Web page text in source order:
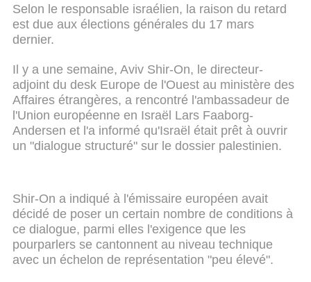
Selon le responsable israélien, la raison du retard
est due aux élections générales du 17 mars
dernier.
Il y a une semaine, Aviv Shir-On, le directeur-
adjoint du desk Europe de l'Ouest au ministère des
Affaires étrangères, a rencontré l'ambassadeur de
l'Union européenne en Israël Lars Faaborg-
Andersen et l'a informé qu'Israël était prêt à ouvrir
un "dialogue structuré" sur le dossier palestinien.
Shir-On a indiqué à l'émissaire européen avait
décidé de poser un certain nombre de conditions à
ce dialogue, parmi elles l'exigence que les
pourparlers se cantonnent au niveau technique
avec un échelon de représentation "peu élevé".